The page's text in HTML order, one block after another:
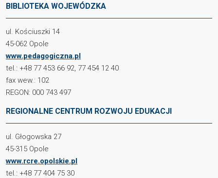
BIBLIOTEKA WOJEWÓDZKA
ul. Kościuszki 14
45-062 Opole
www.pedagogiczna.pl
tel.: +48 77 453 66 92, 77 454 12 40
fax wew.: 102
REGON: 000 743 497
REGIONALNE CENTRUM ROZWOJU EDUKACJI
ul. Głogowska 27
45-315 Opole
www.rcre.opolskie.pl
tel.: +48 77 404 75 30